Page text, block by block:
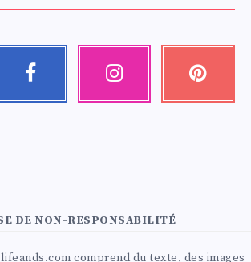
DE NON-RESPONSABILITÉ
comprend du texte, des images